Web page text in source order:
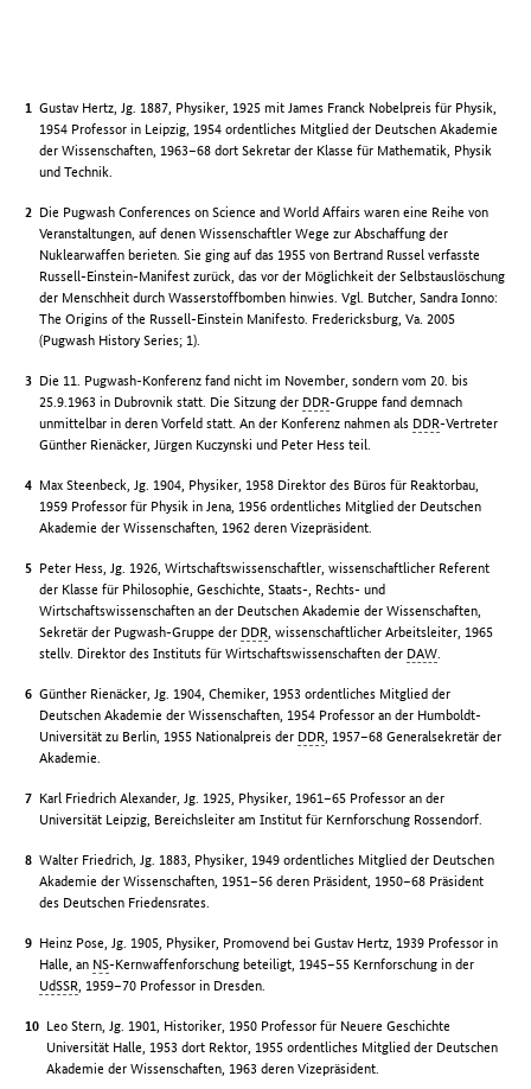
Gustav Hertz, Jg. 1887, Physiker, 1925 mit James Franck Nobelpreis für Physik,
1954 Professor in Leipzig, 1954 ordentliches Mitglied der Deutschen Akademie
der Wissenschaften, 1963–68 dort Sekretar der Klasse für Mathematik, Physik
und Technik.
Die Pugwash Conferences on Science and World Affairs waren eine Reihe von
Veranstaltungen, auf denen Wissenschaftler Wege zur Abschaffung der
Nuklearwaffen berieten. Sie ging auf das 1955 von Bertrand Russel verfasste
Russell-Einstein-Manifest zurück, das vor der Möglichkeit der Selbstauslöschung
der Menschheit durch Wasserstoffbomben hinwies. Vgl. Butcher, Sandra Ionno:
The Origins of the Russell-Einstein Manifesto. Fredericksburg, Va. 2005
(Pugwash History Series; 1).
Die 11. Pugwash-Konferenz fand nicht im November, sondern vom 20. bis
25.9.1963 in Dubrovnik statt. Die Sitzung der DDR-Gruppe fand demnach
unmittelbar in deren Vorfeld statt. An der Konferenz nahmen als DDR-Vertreter
Günther Rienäcker, Jürgen Kuczynski und Peter Hess teil.
Max Steenbeck, Jg. 1904, Physiker, 1958 Direktor des Büros für Reaktorbau,
1959 Professor für Physik in Jena, 1956 ordentliches Mitglied der Deutschen
Akademie der Wissenschaften, 1962 deren Vizepräsident.
Peter Hess, Jg. 1926, Wirtschaftswissenschaftler, wissenschaftlicher Referent
der Klasse für Philosophie, Geschichte, Staats-, Rechts- und
Wirtschaftswissenschaften an der Deutschen Akademie der Wissenschaften,
Sekretär der Pugwash-Gruppe der DDR , wissenschaftlicher Arbeitsleiter, 1965
stellv. Direktor des Instituts für Wirtschaftswissenschaften der DAW
Günther Rienäcker, Jg. 1904, Chemiker, 1953 ordentliches Mitglied der
Deutschen Akademie der Wissenschaften, 1954 Professor an der Humboldt-
Universität zu Berlin, 1955 Nationalpreis der DDR , 1957–68 Generalsekretär der
Akademie.
Karl Friedrich Alexander, Jg. 1925, Physiker, 1961–65 Professor an der
Universität Leipzig, Bereichsleiter am Institut für Kernforschung Rossendorf.
Walter Friedrich, Jg. 1883, Physiker, 1949 ordentliches Mitglied der Deutschen
Akademie der Wissenschaften, 1951–56 deren Präsident, 1950–68 Präsident
des Deutschen Friedensrates.
Heinz Pose, Jg. 1905, Physiker, Promovend bei Gustav Hertz, 1939 Professor in
Halle, an NS-Kernwaffenforschung beteiligt, 1945–55 Kernforschung in der
UdSSR , 1959–70 Professor in Dresden.
Leo Stern, Jg. 1901, Historiker, 1950 Professor für Neuere Geschichte
Universität Halle, 1953 dort Rektor, 1955 ordentliches Mitglied der Deutschen
Akademie der Wissenschaften, 1963 deren Vizepräsident.